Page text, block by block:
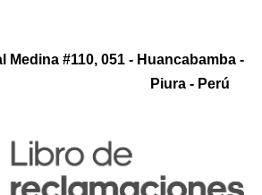
Medina #110, 051 - Huancabamba -
Piura - Perú